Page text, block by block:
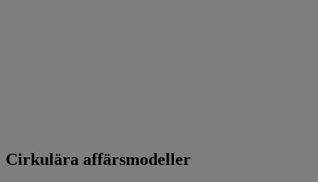
Cirkulära affärsmodeller